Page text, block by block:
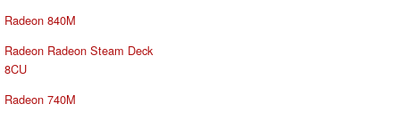
Radeon 840M
Radeon Radeon Steam Deck
8CU
Radeon 740M